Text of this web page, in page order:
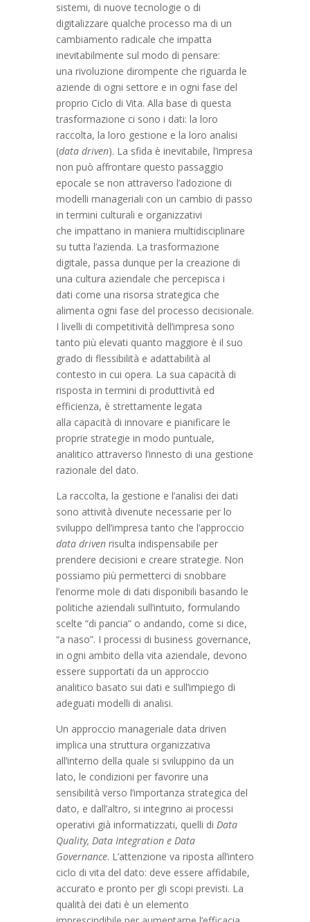
sistemi, di nuove tecnologie o di
digitalizzare qualche processo ma di un
cambiamento radicale che impatta
inevitabilmente sul modo di pensare:
una rivoluzione dirompente che riguarda le
aziende di ogni settore e in ogni fase del
proprio Ciclo di Vita. Alla base di questa
trasformazione ci sono i dati: la loro
raccolta, la loro gestione e la loro analisi
(data driven). La sfida è inevitabile, l’impresa
non può affrontare questo passaggio
epocale se non attraverso l’adozione di
modelli manageriali con un cambio di passo
in termini culturali e organizzativi
che impattano in maniera multidisciplinare
su tutta l’azienda. La trasformazione
digitale, passa dunque per la creazione di
una cultura aziendale che percepisca i
dati come una risorsa strategica che
alimenta ogni fase del processo decisionale.
I livelli di competitività dell’impresa sono
tanto più elevati quanto maggiore è il suo
grado di flessibilità e adattabilità al
contesto in cui opera. La sua capacità di
risposta in termini di produttività ed
efficienza, è strettamente legata
alla capacità di innovare e pianificare le
proprie strategie in modo puntuale,
analitico attraverso l’innesto di una gestione
razionale del dato.
La raccolta, la gestione e l’analisi dei dati
sono attività divenute necessarie per lo
sviluppo dell’impresa tanto che l’approccio
data drivenrisulta indispensabile per
prendere decisioni e creare strategie. Non
possiamo più permetterci di snobbare
l’enorme mole di dati disponibili basando le
politiche aziendali sull’intuito, formulando
scelte “di pancia” o andando, come si dice,
“a naso”. I processi di business governance,
in ogni ambito della vita aziendale, devono
essere supportati da un approccio
analitico basato sui dati e sull’impiego di
adeguati modelli di analisi.
Un approccio manageriale data driven
implica una struttura organizzativa
all’interno della quale si sviluppino da un
lato, le condizioni per favorire una
sensibilità verso l’importanza strategica del
dato, e dall’altro, si integrino ai processi
operativi già informatizzati, quelli di Data
Quality, Data Integration e Data
Governance. L’attenzione va riposta all’intero
ciclo di vita del dato: deve essere affidabile,
accurato e pronto per gli scopi previsti. La
qualità dei dati è un elemento